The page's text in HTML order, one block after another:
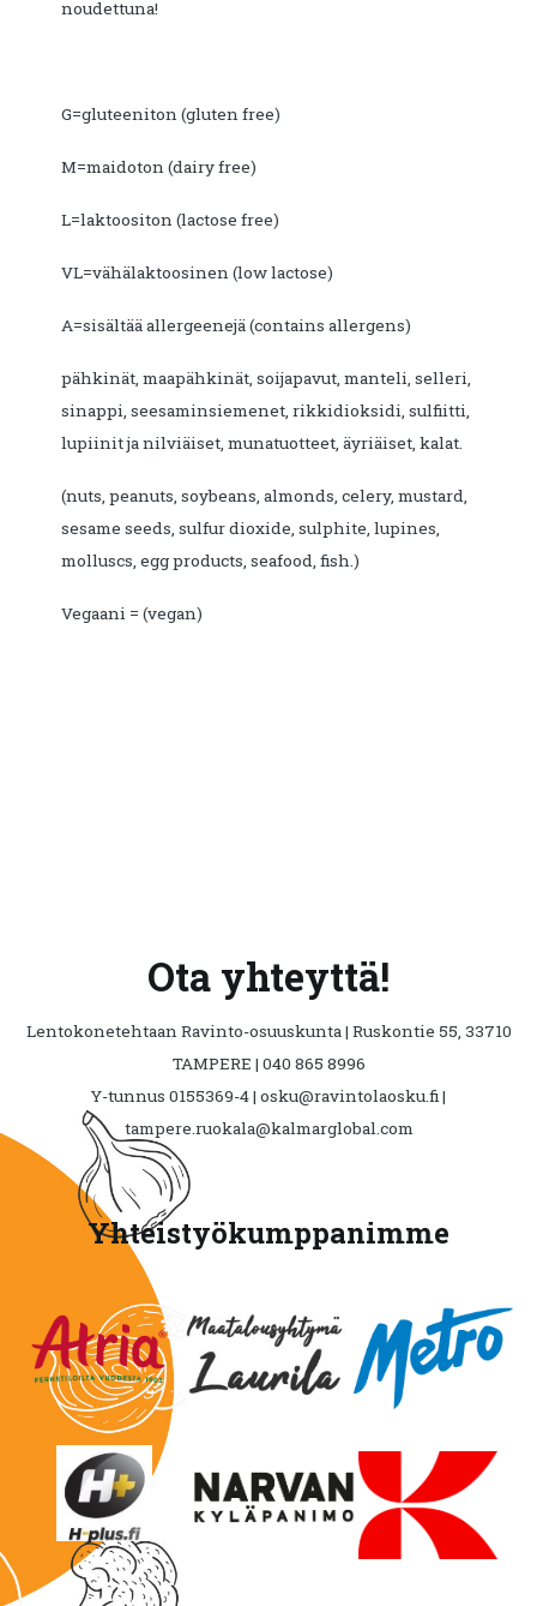
noudettuna!
G=gluteeniton (gluten free)
M=maidoton (dairy free)
L=laktoositon (lactose free)
VL=vähälaktoosinen (low lactose)
A=sisältää allergeenejä (contains allergens)
pähkinät, maapähkinät, soijapavut, manteli, selleri,
sinappi, seesaminsiemenet, rikkidioksidi, sulfiitti,
lupiinit ja nilviäiset, munatuotteet, äyriäiset, kalat.
(nuts, peanuts, soybeans, almonds, celery, mustard,
sesame seeds, sulfur dioxide, sulphite, lupines,
molluscs, egg products, seafood, fish.)
Vegaani = (vegan)
Ota yhteyttä!
Lentokonetehtaan Ravinto-osuuskunta | Ruskontie 55, 33710
TAMPERE | 040 865 8996
Y-tunnus 0155369-4 | osku@ravintolaosku.fi |
tampere.ruokala@kalmarglobal.com
Yhteistyökumppanimme